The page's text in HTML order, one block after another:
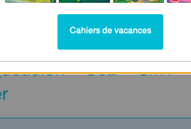
: CE2
– Ce2 – Cm1
Cahiers de vacances